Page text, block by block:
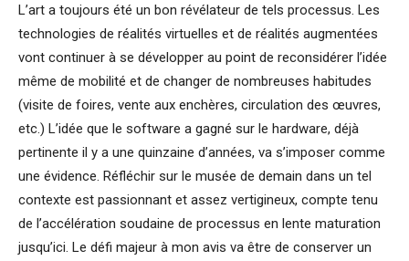
L’art a toujours été un bon révélateur de tels processus. Les
technologies de réalités virtuelles et de réalités augmentées
vont continuer à se développer au point de reconsidérer l’idée
même de mobilité et de changer de nombreuses habitudes
(visite de foires, vente aux enchères, circulation des œuvres,
etc.) L’idée que le software a gagné sur le hardware, déjà
pertinente il y a une quinzaine d’années, va s’imposer comme
une évidence. Réfléchir sur le musée de demain dans un tel
contexte est passionnant et assez vertigineux, compte tenu
de l’accélération soudaine de processus en lente maturation
jusqu’ici. Le défi majeur à mon avis va être de conserver un